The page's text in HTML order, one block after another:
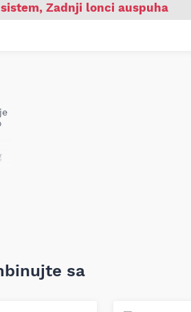
, Zadnji lonci auspuha
sa